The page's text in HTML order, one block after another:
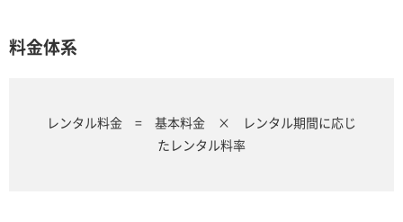
料金体系
レンタル料金 = 基本料金 × レンタル期間に応じ
たレンタル料率